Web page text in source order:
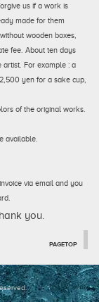
us if a work is
made for them
wooden boxes,
fee. About ten days
For example : a
yen for a sake cup,
of the original works.
available.
via email and you
you.
PAGETOP